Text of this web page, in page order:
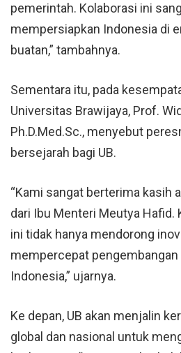
pemerintah. Kolaborasi ini
mempersiapkan Indonesia di
buatan,” tambahnya.
Sementara itu, pada
Universitas Brawijaya, Prof.
Ph.D.Med.Sc., menyebut
bersejarah bagi UB.
“Kami sangat berterima kasih
dari Ibu Menteri Meutya Hafid.
ini tidak hanya mendorong
mempercepat pengembangan
Indonesia,” ujarnya.
Ke depan, UB akan menjalin
global dan nasional untuk